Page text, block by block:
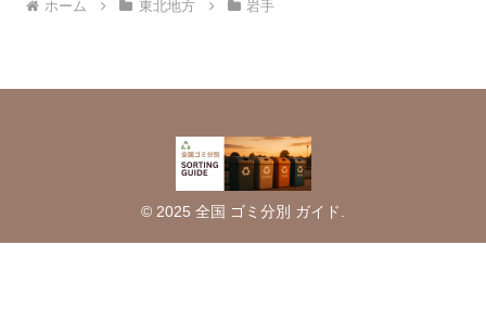
ホーム 東北地方 岩手
© 2025 全国 ゴミ分別 ガイド.